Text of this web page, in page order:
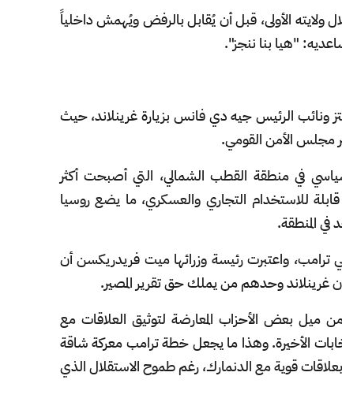
الأولى، قبل أن يُقابل بالرفض ويُهمش داخلياً
"هيا بنا ننجز".
ونائب الرئيس جيه دي فانس بزيارة غرينلاند، حيث
مجلس الأمن القومي.
في منطقة القطب الشمالي، التي أصبحت أكثر
للاستخدام التجاري والعسكري، ما يضع روسيا
في المنطقة.
واعتبرت رئيسة وزرائها ميت فريدريكسن أن
غرينلاند وحدهم من يملك حق تقرير المصير.
ميل بعض الأحزاب المعارضة لتوثيق العلاقات مع
الأخيرة. وهذا ما يجعل خطة ترامب معركة شاقة
بعلاقات قوية مع الدنمارك، رغم طموح الاستقلال الذي